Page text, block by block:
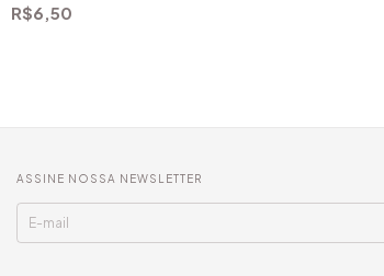
R$6,50
ASSINE NOSSA NEWSLETTER